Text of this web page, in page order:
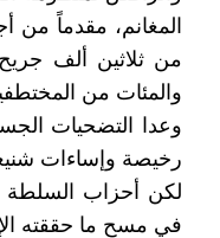
المغانم، مقدماً
من ثلاثين ألف
والمئات من
وعدا التضحيات
رخيصة وإساءات
لكن أحزاب السلطة
في مسح ما حققته